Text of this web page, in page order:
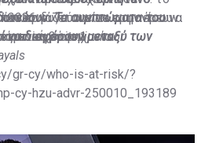
εργάζεται είτε στην έρευνα
βιομηχανία.
κινδυνεύουν να εμφανίσουν
χρόνο.1
Τα συμπτώματα του
να διαφέρουν μεταξύ των
2026
or its licensor
gr-cy/who-is-at-risk/?
cy-hzu-advr-250010_193189